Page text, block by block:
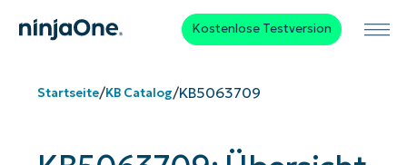
Kostenlose Testversion
Startseite/KB Catalog/KB5063709